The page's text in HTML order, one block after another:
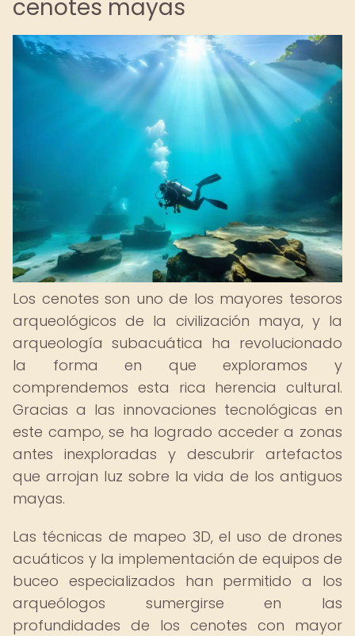
cenotes mayas
Los cenotes son uno de los mayores tesoros
arqueológicos de la civilización maya, y la
arqueología subacuática ha revolucionado
la forma en que exploramos y
comprendemos esta rica herencia cultural.
Gracias a las innovaciones tecnológicas en
este campo, se ha logrado acceder a zonas
antes inexploradas y descubrir artefactos
que arrojan luz sobre la vida de los antiguos
mayas.
Las técnicas de mapeo 3D, el uso de drones
acuáticos y la implementación de equipos de
buceo especializados han permitido a los
arqueólogos sumergirse en las
profundidades de los cenotes con mayor